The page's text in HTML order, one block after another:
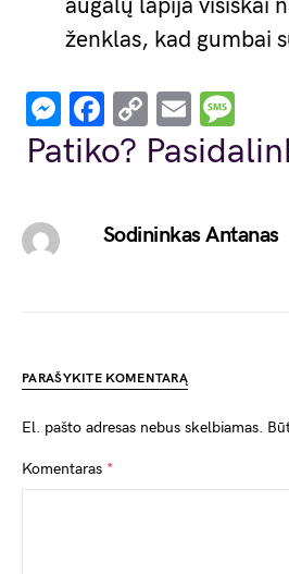
augalų lapija visiškai
ženklas, kad gumbai
Messenger
Facebook
Copy
Link
Email
Patiko?
Sodininkas Antanas
PARAŠYKITE KOMENTARĄ
El. pašto adresas nebus skelbiamas.
Komentaras *